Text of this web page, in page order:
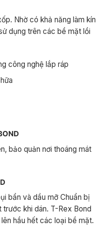
Nhờ có khả năng làm kín
dụng trên các bề mặt lồi
công nghệ lắp ráp
bảo quản nơi thoáng mát
bẩn và dầu mỡ Chuẩn bị
khi dán. T-Rex Bond
hầu hết các loại bề mặt.